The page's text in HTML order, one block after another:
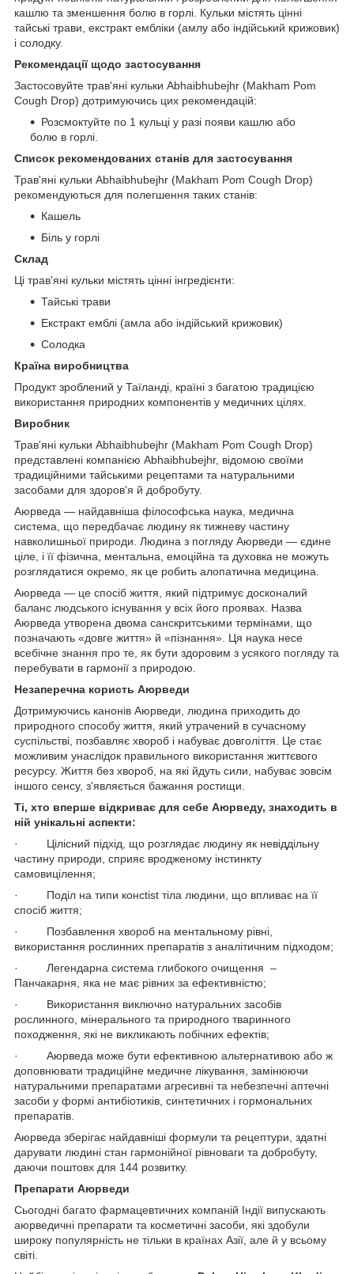
кашлю та зменшення болю в горлі. Кульки містять цінні
тайські трави, екстракт ембліки (амлу або індійський крижовик)
і солодку.
Рекомендації щодо застосування
Застосовуйте трав'яні кульки Abhaibhubejhr (Makham Pom
Cough Drop) дотримуючись цих рекомендацій:
Розсмоктуйте по 1 кульці у разі появи кашлю або
болю в горлі.
Список рекомендованих станів для застосування
Трав'яні кульки Abhaibhubejhr (Makham Pom Cough Drop)
рекомендуються для полегшення таких станів:
Кашель
Біль у горлі
Склад
Ці трав'яні кульки містять цінні інгредієнти:
Тайські трави
Екстракт емблі (амла або індійський крижовик)
Солодка
Країна виробництва
Продукт зроблений у Таїланді, країні з багатою традицією
використання природних компонентів у медичних цілях.
Виробник
Трав'яні кульки Abhaibhubejhr (Makham Pom Cough Drop)
представлені компанією Abhaibhubejhr, відомою своїми
традиційними тайськими рецептами та натуральними
засобами для здоров'я й добробуту.
Аюрведа — найдавніша філософська наука, медична
система, що передбачає людину як тижневу частину
навколишньої природи. Людина з погляду Аюрведи — єдине
ціле, і її фізична, ментальна, емоційна та духовка не можуть
розглядатися окремо, як це робить алопатична медицина.
Аюрведа — це спосіб життя, який підтримує досконалий
баланс людського існування у всіх його проявах. Назва
Аюрведа утворена двома санскритськими термінами, що
позначають «довге життя» й «пізнання». Ця наука несе
всебічне знання про те, як бути здоровим з усякого погляду та
перебувати в гармонії з природою.
Незаперечна користь Аюрведи
Дотримуючись канонів Аюрведи, людина приходить до
природного способу життя, який утрачений в сучасному
суспільстві, позбавляє хвороб і набуває довголіття. Це стає
можливим унаслідок правильного використання життєвого
ресурсу. Життя без хвороб, на які йдуть сили, набуває зовсім
іншого сенсу, з'являється бажання ростищи.
Ті, хто вперше відкриває для себе Аюрведу, знаходить в
ній унікальні аспекти:
· Цілісний підхід, що розглядає людину як невіддільну
частину природи, сприяє вродженому інстинкту
самовицілення;
· Поділ на типи консtist тіла людини, що впливає на її
спосіб життя;
· Позбавлення хвороб на ментальному рівні,
використання рослинних препаратів з аналітичним підходом;
· Легендарна система глибокого очищення –
Панчакарня, яка не має рівних за ефективністю;
· Використання виключно натуральних засобів
рослинного, мінерального та природного тваринного
походження, які не викликають побічних ефектів;
· Аюрведа може бути ефективною альтернативою або ж
доповнювати традиційне медичне лікування, замінюючи
натуральними препаратами агресивні та небезпечні аптечні
засоби у формі антибіотиків, синтетичних і гормональних
препаратів.
Аюрведа зберігає найдавніші формули та рецептури, здатні
дарувати людині стан гармонійної рівноваги та добробуту,
даючи поштовх для 144 розвитку.
Препарати Аюрведи
Сьогодні багато фармацевтичних компаній Індії випускають
аюрведичні препарати та косметичні засоби, які здобули
широку популярність не тільки в країнах Азії, але й у всьому
світі.